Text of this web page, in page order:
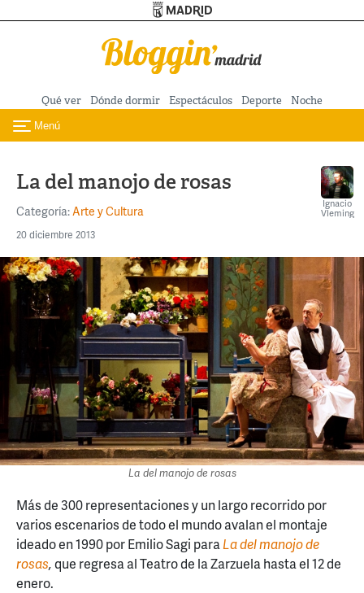
Pasar al contenido principal
Qué ver Dónde dormir Espectáculos Deporte Noche
Toggle navigation
Menú
La del manojo de rosas
Categoría:Arte y Cultura
20 diciembre 2013
Ignacio
Vleming
La del manojo de rosas
Más de 300 representaciones y un largo recorrido por
varios escenarios de todo el mundo avalan el montaje
ideado en 1990 por Emilio Sagi paraLa del manojo de
rosas,que regresa al Teatro de la Zarzuela hasta el 12 de
enero.